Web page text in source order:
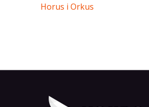
Horus i Orkus